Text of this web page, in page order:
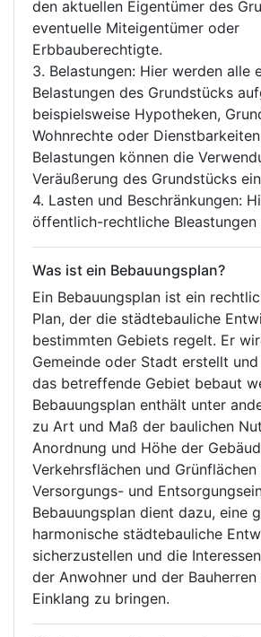
den aktuellen Eigentümer des
eventuelle Miteigentümer oder
Erbbauberechtigte.
3. Belastungen: Hier werden alle
Belastungen des Grundstücks
beispielsweise Hypotheken,
Wohnrechte oder
Belastungen können die
Veräußerung des Grundstücks
4. Lasten und Beschränkungen:
öffentlich-rechtliche Bleastungen
Was ist ein Bebauungsplan?
Ein Bebauungsplan ist ein
Plan, der die städtebauliche
bestimmten Gebiets regelt. Er
Gemeinde oder Stadt erstellt
das betreffende Gebiet bebaut
Bebauungsplan enthält unter
zu Art und Maß der baulichen
Anordnung und Höhe der
Verkehrsflächen und
Versorgungs- und
Bebauungsplan dient dazu, eine
harmonische städtebauliche
sicherzustellen und die
der Anwohner und der
Einklang zu bringen.